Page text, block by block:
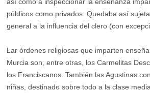
públicos como privados. Quedaba así
general a la influencia del clero (con
Lar órdenes religiosas que imparten
Murcia son, entre otras, los Carmelitas
los Franciscanos. También las Agustinas
niñas, destinado sobre todo a la clase